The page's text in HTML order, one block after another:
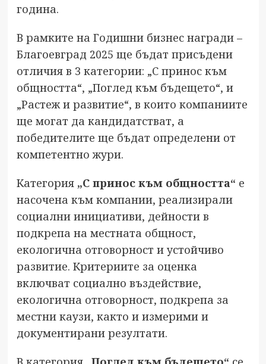
година.
В рамките на Годишни бизнес награди –
Благоевград 2025 ще бъдат присъдени
отличия в 3 категории: „С принос към
общността“, „Поглед към бъдещето“, и
„Растеж и развитие“, в които компаниите
ще могат да кандидатстват, а
победителите ще бъдат определени от
компетентно жури.
Категория „С принос към общността“ е
насочена към компании, реализирали
социални инициативи, дейности в
подкрепа на местната общност,
екологична отговорност и устойчиво
развитие. Критериите за оценка
включват социално въздействие,
екологична отговорност, подкрепа за
местни каузи, както и измерими и
документирани резултати.